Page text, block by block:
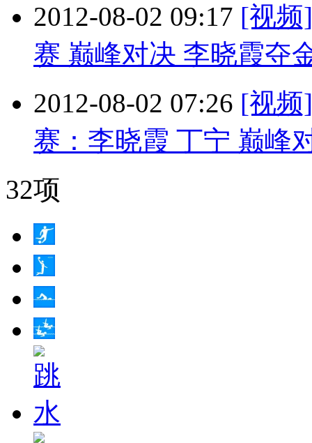
2012-08-02 09:17 [视频
赛 巅峰对决 李晓霞夺
2012-08-02 07:26 [视频
赛：李晓霞 丁宁 巅峰
32项